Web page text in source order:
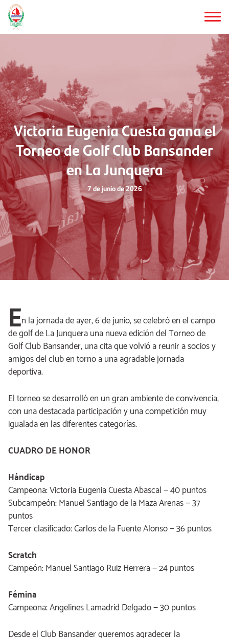
Saltar
al
contenido
Victoria Eugenia Cuesta gana el
Torneo de Golf Club Bansander
en La Junquera
7 de junio de 2026
En la jornada de ayer, 6 de junio, se celebró en el campo
de golf de La Junquera una nueva edición del Torneo de
Golf Club Bansander, una cita que volvió a reunir a socios y
amigos del club en torno a una agradable jornada
deportiva.
El torneo se desarrolló en un gran ambiente de convivencia,
con una destacada participación y una competición muy
igualada en las diferentes categorías.
CUADRO DE HONOR
Hándicap
Campeona: Victoria Eugenia Cuesta Abascal — 40 puntos
Subcampeón: Manuel Santiago de la Maza Arenas — 37
puntos
Tercer clasificado: Carlos de la Fuente Alonso — 36 puntos
Scratch
Campeón: Manuel Santiago Ruiz Herrera — 24 puntos
Fémina
Campeona: Angelines Lamadrid Delgado — 30 puntos
Desde el Club Bansander queremos agradecer la